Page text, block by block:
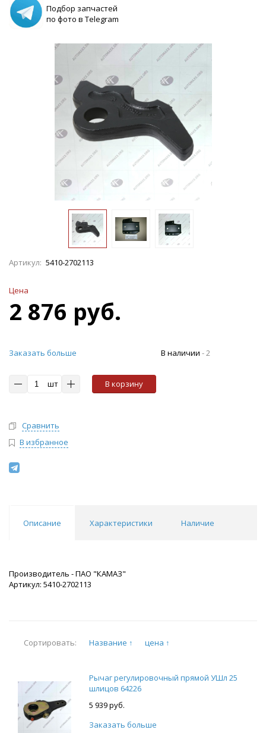
Подбор запчастей
по фото в Telegram
Артикул: 5410-2702113
Цена
2 876 руб.
Заказать больше
шт В корзину
В наличии - 2
Сравнить
В избранное
Описание Характеристики Наличие
Производитель - ПАО "КАМАЗ"
Артикул: 5410-2702113
Сортировать: Название ↑ цена ↑
Рычаг регулировочный прямой УШл 25
шлицов 64226
5 939 руб.
Заказать больше